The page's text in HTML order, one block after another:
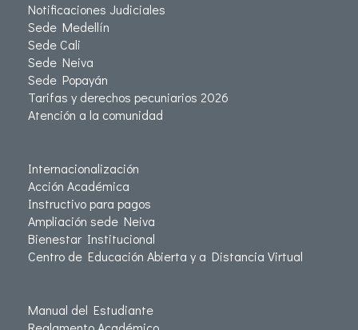
Notificaciones Judiciales
Sede Medellín
Sede Cali
Sede Neiva
Sede Popayán
Tarifas y derechos pecuniarios 2026
Atención a la comunidad
Internacionalización
Acción Académica
Instructivo para pagos
Ampliación sede Neiva
Bienestar Institucional
Centro de Educación Abierta y a Distancia Virtual
Manual del Estudiante